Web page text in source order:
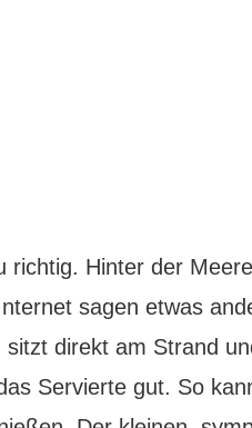
Hinter der
sagen etwas
direkt am Strand
Servierte gut. So